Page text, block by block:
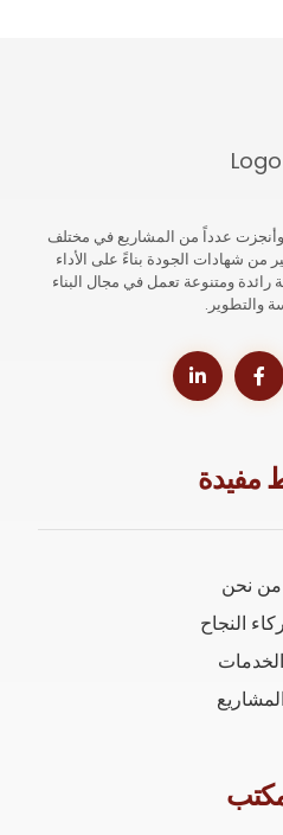
الشركة في عام 2001، وأنجزت عدداً من المشاريع في مختلف
شهادات الجودة بناءً على الأداء
ومتنوعة تعمل في مجال البناء
والتطوير.
مفيدة
من نحن
النجاح
الخدمات
المشاريع